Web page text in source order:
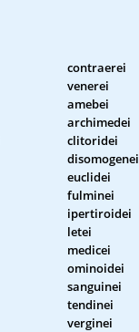
contraerei
venerei
amebei
archimedei
clitoridei
disomogenei
euclidei
fulminei
ipertiroidei
letei
medicei
ominoidei
sanguinei
tendinei
verginei